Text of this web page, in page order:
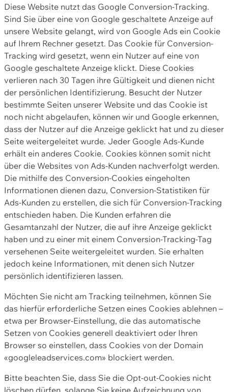
Diese Website nutzt das Google Conversion-Tracking.
Sind Sie über eine von Google geschaltete Anzeige auf
unsere Website gelangt, wird von Google Ads ein Cookie
auf Ihrem Rechner gesetzt. Das Cookie für Conversion-
Tracking wird gesetzt, wenn ein Nutzer auf eine von
Google geschaltete Anzeige klickt. Diese Cookies
verlieren nach 30 Tagen ihre Gültigkeit und dienen nicht
der persönlichen Identifizierung. Besucht der Nutzer
bestimmte Seiten unserer Website und das Cookie ist
noch nicht abgelaufen, können wir und Google erkennen,
dass der Nutzer auf die Anzeige geklickt hat und zu dieser
Seite weitergeleitet wurde. Jeder Google Ads-Kunde
erhält ein anderes Cookie. Cookies können somit nicht
über die Websites von Ads-Kunden nachverfolgt werden.
Die mithilfe des Conversion-Cookies eingeholten
Informationen dienen dazu, Conversion-Statistiken für
Ads-Kunden zu erstellen, die sich für Conversion-Tracking
entschieden haben. Die Kunden erfahren die
Gesamtanzahl der Nutzer, die auf ihre Anzeige geklickt
haben und zu einer mit einem Conversion-Tracking-Tag
versehenen Seite weitergeleitet wurden. Sie erhalten
jedoch keine Informationen, mit denen sich Nutzer
persönlich identifizieren lassen.
Möchten Sie nicht am Tracking teilnehmen, können Sie
das hierfür erforderliche Setzen eines Cookies ablehnen –
etwa per Browser-Einstellung, die das automatische
Setzen von Cookies generell deaktiviert oder Ihren
Browser so einstellen, dass Cookies von der Domain
«googleleadservices.com» blockiert werden.
Bitte beachten Sie, dass Sie die Opt-out-Cookies nicht